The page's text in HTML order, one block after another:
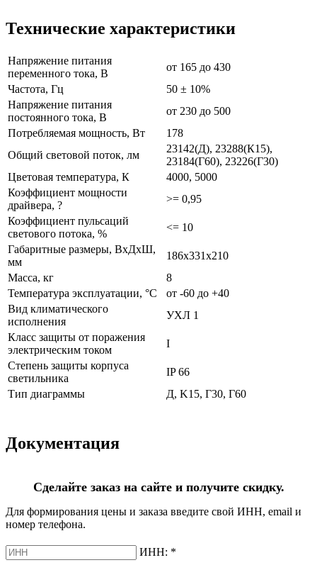
Технические характеристики
Напряжение питания
переменного тока, В
от 165 до 430
Частота, Гц
50 ± 10%
Напряжение питания
постоянного тока, В
от 230 до 500
Потребляемая мощность, Вт
178
Общий световой поток, лм
23142(Д), 23288(К15),
23184(Г60), 23226(Г30)
Цветовая температура, К
4000, 5000
Коэффициент мощности
драйвера, ?
>= 0,95
Коэффициент пульсаций
светового потока, %
<= 10
Габаритные размеры, ВхДхШ,
мм
186х331х210
Масса, кг
8
Температура эксплуатации, °С
от -60 до +40
Вид климатического
исполнения
УХЛ 1
Класс защиты от поражения
электрическим током
I
Степень защиты корпуса
светильника
IP 66
Тип диаграммы
Д, K15, Г30, Г60
Документация
Сделайте заказ на сайте и получите скидку.
Для формирования цены и заказа введите свой ИНН, email и
номер телефона.
ИНН: *